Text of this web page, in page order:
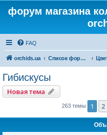
форум магазина
FAQ
orchids.ua Список форумов
Гибискусы
Новая тема
263 темы 1 2